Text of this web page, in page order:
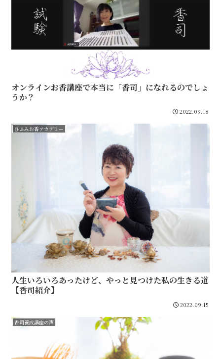
オンラインお香講座で本当に「香司」になれるのでしょ
うか？
2022.09.18
ひふみお香アカデミー
人生いろいろあったけど、やっと見つけた私の生きる道
【香司紹介】
2022.09.15
香司養成講座の声